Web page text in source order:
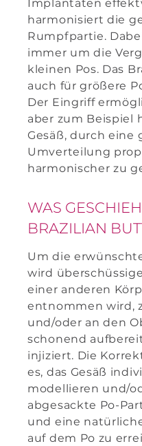
Implantaten
harmonisiert die
Rumpfpartie.
immer um die
kleinen Pos. Das
auch für größere
Der Eingriff
aber zum Beispiel
Gesäß, durch eine
Umverteilung
harmonischer zu
WAS
BRAZILIAN
Um die
wird
einer anderen
entnommen wird,
und/oder an den
schonend
injiziert. Die
es, das Gesäß
modellieren und/
abgesackte Po-
und eine
auf dem Po zu